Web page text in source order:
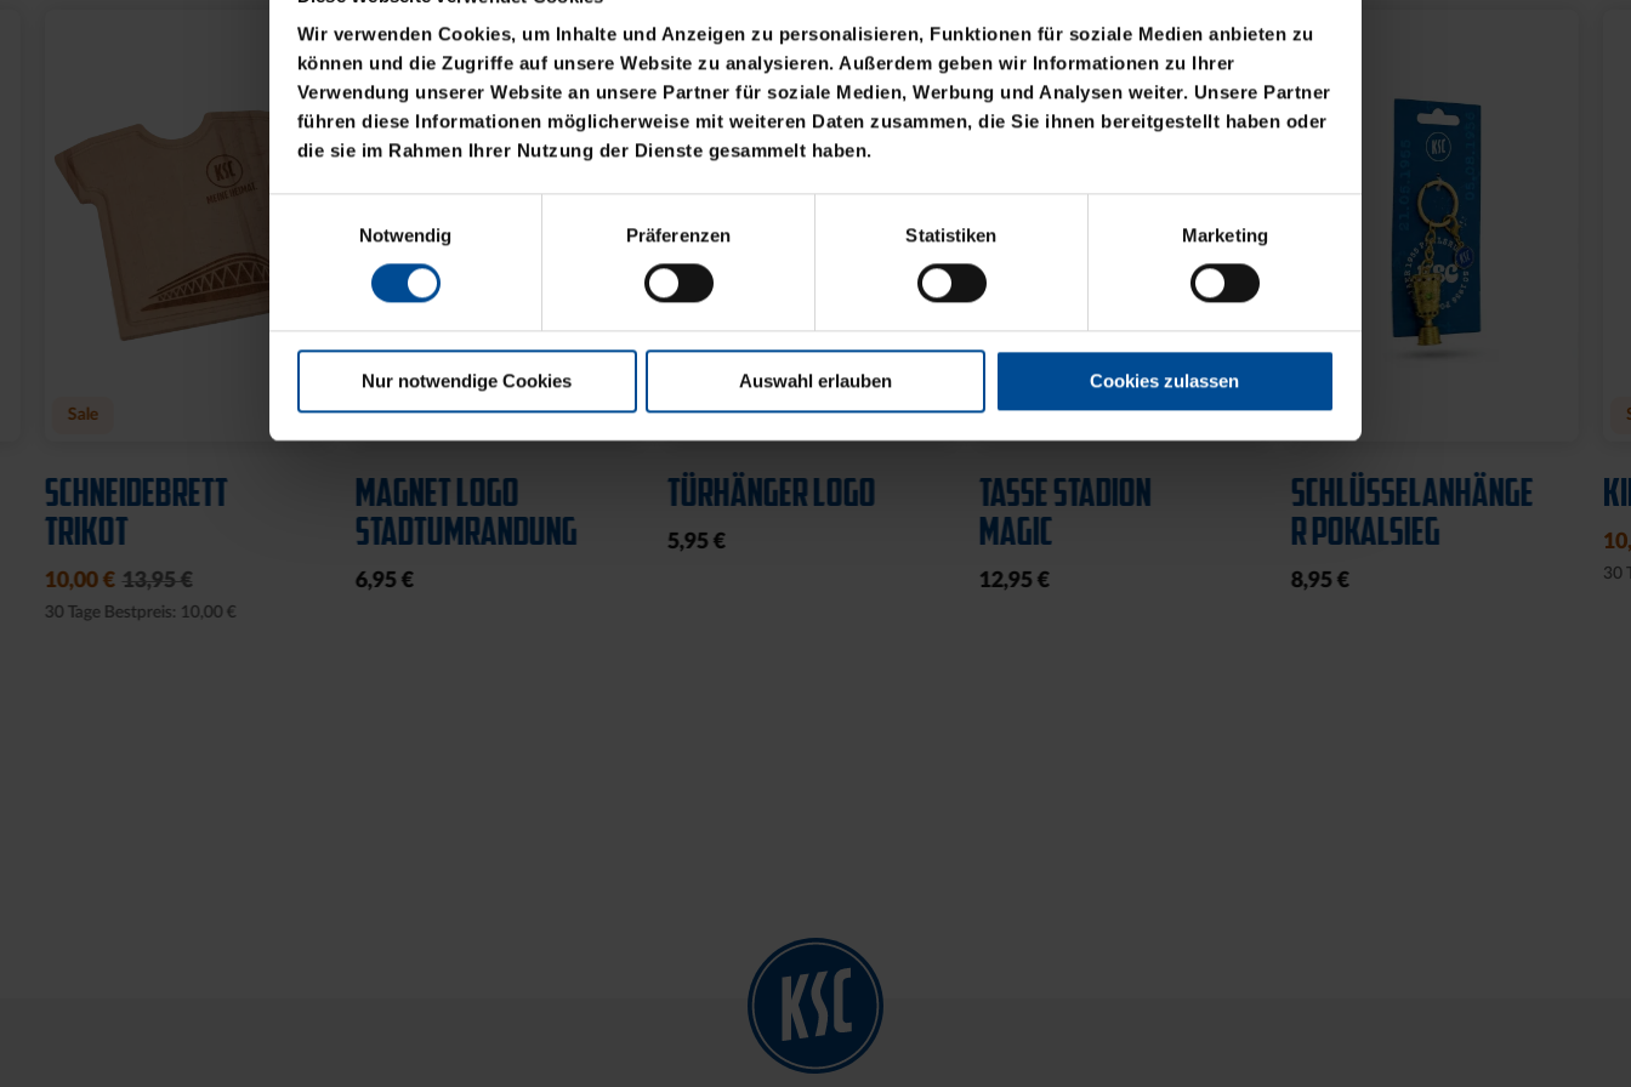
Wir verwenden Cookies, um Inhalte und Anzeigen zu personalisieren, Funktionen für soziale Medien anbieten zu
können und die Zugriffe auf unsere Website zu analysieren. Außerdem geben wir Informationen zu Ihrer
Verwendung unserer Website an unsere Partner für soziale Medien, Werbung und Analysen weiter. Unsere Partner
führen diese Informationen möglicherweise mit weiteren Daten zusammen, die Sie ihnen bereitgestellt haben oder
die sie im Rahmen Ihrer Nutzung der Dienste gesammelt haben.
Notwendig
Präferenzen Statistiken Marketing
Nur notwendige Cookies Auswahl erlauben Cookies zulassen
Sale
SCHNEIDEBRETT
TRIKOT
10,00 € 13,95 €
30 Tage Bestpreis: 10,00 €
MAGNET LOGO
STADTUMRANDUNG
6,95 €
Ausverkauft
TÜRHÄNGER LOGO
5,95 €
Ausverkauft Neu
TASSE STADION
MAGIC
12,95 €
SCHLÜSSELANHÄNGE
R POKALSIEG
8,95 € 30